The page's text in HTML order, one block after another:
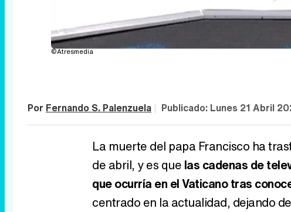
©Atresmedia
Por Fernando S. Palenzuela | Publicado: Lunes 21 Abril
La muerte del papa Francisco ha
de abril, y es que las cadenas de
que ocurría en el Vaticano tras
centrado en la actualidad, dejando